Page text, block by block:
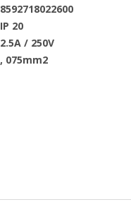
8592718022600
IP 20
2.5A / 250V
, 075mm2